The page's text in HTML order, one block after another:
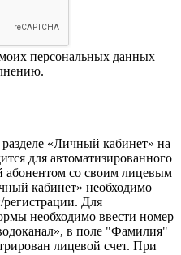
персональных данных
«Личный кабинет» на
для автоматизированного
абонентом со своим лицевым
кабинет» необходимо
Для
необходимо ввести номер
в поле "Фамилия"
лицевой счет. При